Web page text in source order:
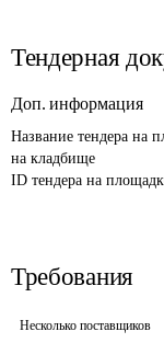
Тендерная
Доп. информация
Название тендера на
на кладбище
ID тендера на
Требования
Несколько поставщиков